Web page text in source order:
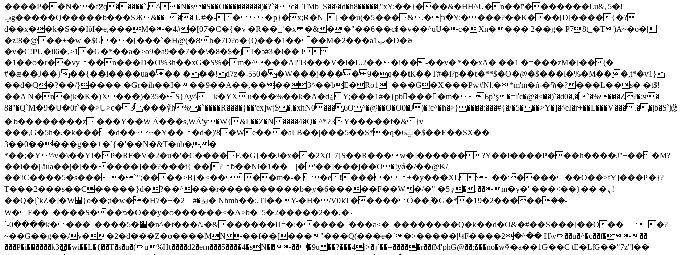
����P��N��f߶q�����`, ^�N�s�S��O���������)�?`̼�~c�_TMb_S��\�d�h8�����܄"xY:��}���&�HH^U�n��ī'�������Lu&,|5�!
ݠg�����Q�����b���SӜ&��_�� U#�-��p}�x;R�N_[ ��u(�5���&.�ի�Y:����?��K���[D[����{�?
đ��x��k�S��IΰI�e,���M��4#�[07�C�{�v �R��_ʿ�x �&��"��6��cꇅ�v��^uU�c�Xn���� 2��g� P78t_�T)A~�o�|
�z!8�@��+�w �$G��[���`�H@(�Ȣh�7D?o�{Q���1����M�2���aڀ1�D�ꎴ
�v�C!PU�il6�,>1�G�*��a�>o9�a9��7��\�8�$�j'l�϶#3�ӏ�� !
�1��o�r��vy��n���D�O%3h��xG�S%�m�^���A]"l3���V�l�L.2���i��-��v�|*��xA� ��1 �=���zM�[��(�
#�ӕ��J��}��{��i����ua��� ���!d7z�-550��W���j���� 9�q��tК��T#�i?p��t�**$�O�@�$���l�%�M���,t*�v1}
��d�Q�?��/}���� �Gr�ih��I���9��A��,����3^��bE�Ro1+���G�X���Pw#Nا.�*m'm�ń-�Ϡ�?���L��s� �t$!
��A N�n�jk�K�)X���)�35�S}Ay^k�YX'u���%��ҟ�A�d؋Y;���1#�{pb�ٌ���m� Ьpᕑş�=ľc�@�<��)`�d0�,�`�%���Z?�;ч�
8�"�Q`M�9�U�0r`��>U>c�3���ӳh%�`����R����}��'ex]wj$�.�xhN0���6O^�@��O�O0�J)�!c^�h�>}����:���#{�/�5���>Y�]�^eI�r+��L���V��� .��|b�S`嬨
�'ɓ��������z ���Y��W Ӓ���s,WÂ'y�W{&L��Z�N����4�Q� ^*ϩ3Y�����f�&}v
���,G�5h�,�k����d��~~�Y���d�)'8�We�� �aLB��|���5��S*�q�ݐ6�$��E��SX��
3��0�����g��+�`{�'��N�&T�nb��
*��;�Y'^v�\��YJ�P�RF�V�2�u�'�C����F.�G{��J�x��2X(l_7[S��R���w�]������ ?Y��I����P���h����J"+�� �M?
��i��| ӓua��|�[�� ����]��?���t{ ��|?ƀ��Nl�1��|�'��]���j��Ό�!yǿ�/��@K/
��'iC����5�s��� �`";����>B{�<�� ��m�-� �e!����+�y���XL ��������O��>fY]���P�}?
T���2���s��C�����}d�?��^���r����������b�y�6�����F��W�/�" �5ٷ�.��m�y�' ���<��}�� �ۼ!
��Q�ɭ`kZ�]�W⹣}o��;t�w��H7�+�ࡒ�# 2� Nhmh��;.TI��Y-�H�/V0kT�����Ò��܄ܶ�G�*�19�2�����ؘ��-
W�F��_����S���מ�O��y�o������<�A>b�_5�2�����2��,�߹
`-0����k����_����5�׎�n^�t���/\.�&������П=�:�����_���a<�_��������Q�k��d�O&�#��S���[��O��__�?
~��G��g��/v��2�d���Z�o����MN��f��[���"���Q(���e�`�>�����|ԿF����2߳�^�� H\v��u�^�c��f���
���P�i������k3�͟��wi��L�{��T�s�u�(u%Ht����d2�em���5����4�sN�����9u ��?���4j>�ɟ`��=�����r��fM'phG@��;���no�wߧ�a��1G��C tE�LƭG��"7z"l��